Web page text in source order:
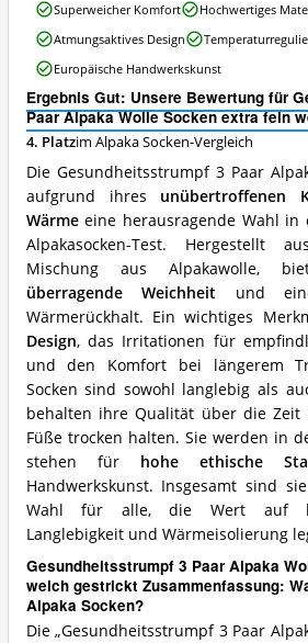
ist
diese
Alpaka
Socken
erhältlich?
Ergebnis Gut: Unsere Bewertung für
Paar Alpaka Wolle Socken extra fein
4. Platzim Alpaka Socken-Vergleich
Die Gesundheitsstrumpf 3 Paar
aufgrund ihres unübertroffenen
Wärmeeine herausragende Wahl in
Alpakasocken-Test. Hergestellt
Mischung aus Alpakawolle,
überragende Weichheit und
Wärmerückhalt. Ein wichtiges
Design, das Irritationen für
und den Komfort bei längerem
Socken sind sowohl langlebig als
behalten ihre Qualität über die Zeit
Füße trocken halten. Sie werden in
stehen für hohe ethische
Handwerkskunst. Insgesamt sind
Wahl für alle, die Wert auf
Langlebigkeit und Wärmeisolierung
Gesundheitsstrumpf 3 Paar Alpaka
weich gestrickt Zusammenfassung:
Alpaka Socken?
Die „Gesundheitsstrumpf 3 Paar
Gesundheitsstrumpf
Paar
Alpaka
Wolle
Socken
extra
fein
weich
gestrickt
Vorteile:
Was
spricht
für
diese
Alpaka
Socken?
Superweicher Komfort
Hochwertiges
Atmungsaktives Design
Europäische Handwerkskunst